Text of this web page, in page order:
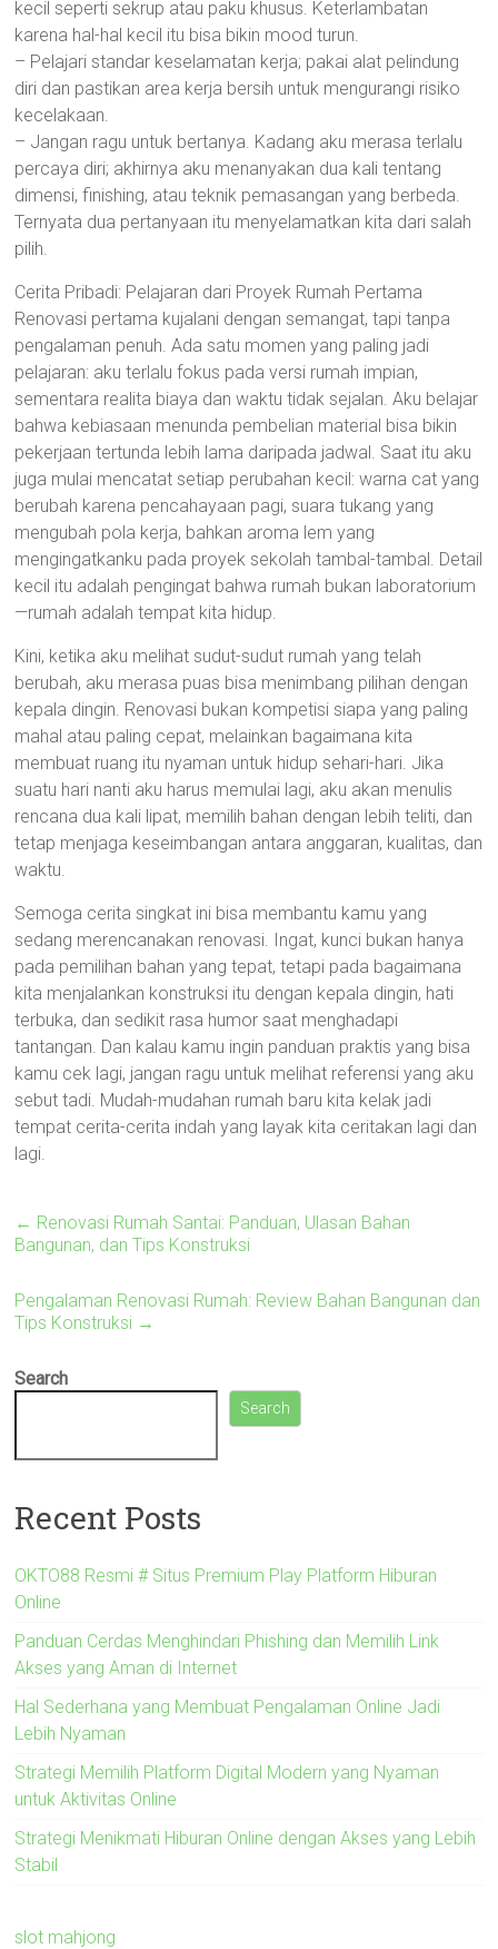
kecil seperti sekrup atau paku khusus. Keterlambatan
karena hal-hal kecil itu bisa bikin mood turun.
– Pelajari standar keselamatan kerja; pakai alat pelindung
diri dan pastikan area kerja bersih untuk mengurangi risiko
kecelakaan.
– Jangan ragu untuk bertanya. Kadang aku merasa terlalu
percaya diri; akhirnya aku menanyakan dua kali tentang
dimensi, finishing, atau teknik pemasangan yang berbeda.
Ternyata dua pertanyaan itu menyelamatkan kita dari salah
pilih.
Cerita Pribadi: Pelajaran dari Proyek Rumah Pertama
Renovasi pertama kujalani dengan semangat, tapi tanpa
pengalaman penuh. Ada satu momen yang paling jadi
pelajaran: aku terlalu fokus pada versi rumah impian,
sementara realita biaya dan waktu tidak sejalan. Aku belajar
bahwa kebiasaan menunda pembelian material bisa bikin
pekerjaan tertunda lebih lama daripada jadwal. Saat itu aku
juga mulai mencatat setiap perubahan kecil: warna cat yang
berubah karena pencahayaan pagi, suara tukang yang
mengubah pola kerja, bahkan aroma lem yang
mengingatkanku pada proyek sekolah tambal-tambal. Detail
kecil itu adalah pengingat bahwa rumah bukan laboratorium
—rumah adalah tempat kita hidup.
Kini, ketika aku melihat sudut-sudut rumah yang telah
berubah, aku merasa puas bisa menimbang pilihan dengan
kepala dingin. Renovasi bukan kompetisi siapa yang paling
mahal atau paling cepat, melainkan bagaimana kita
membuat ruang itu nyaman untuk hidup sehari-hari. Jika
suatu hari nanti aku harus memulai lagi, aku akan menulis
rencana dua kali lipat, memilih bahan dengan lebih teliti, dan
tetap menjaga keseimbangan antara anggaran, kualitas, dan
waktu.
Semoga cerita singkat ini bisa membantu kamu yang
sedang merencanakan renovasi. Ingat, kunci bukan hanya
pada pemilihan bahan yang tepat, tetapi pada bagaimana
kita menjalankan konstruksi itu dengan kepala dingin, hati
terbuka, dan sedikit rasa humor saat menghadapi
tantangan. Dan kalau kamu ingin panduan praktis yang bisa
kamu cek lagi, jangan ragu untuk melihat referensi yang aku
sebut tadi. Mudah-mudahan rumah baru kita kelak jadi
tempat cerita-cerita indah yang layak kita ceritakan lagi dan
lagi.
← Renovasi Rumah Santai: Panduan, Ulasan Bahan
Bangunan, dan Tips Konstruksi
Pengalaman Renovasi Rumah: Review Bahan Bangunan dan
Tips Konstruksi →
Search
Search
Recent Posts
OKTO88 Resmi # Situs Premium Play Platform Hiburan
Online
Panduan Cerdas Menghindari Phishing dan Memilih Link
Akses yang Aman di Internet
Hal Sederhana yang Membuat Pengalaman Online Jadi
Lebih Nyaman
Strategi Memilih Platform Digital Modern yang Nyaman
untuk Aktivitas Online
Strategi Menikmati Hiburan Online dengan Akses yang Lebih
Stabil
slot mahjong